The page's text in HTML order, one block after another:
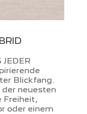
Blickfang.
der neuesten
Freiheit,
oder einem